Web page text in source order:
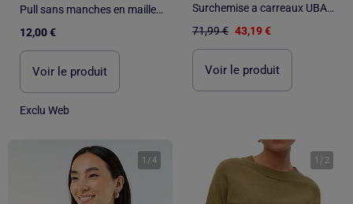
Pull sans manches en maille grosse jauge
12,00 €
Voir le produit
Exclu Web
Surchemise a carreaux UBARTH
71,99 € 43,19 €
Voir le produit
1 /4 1 / 2